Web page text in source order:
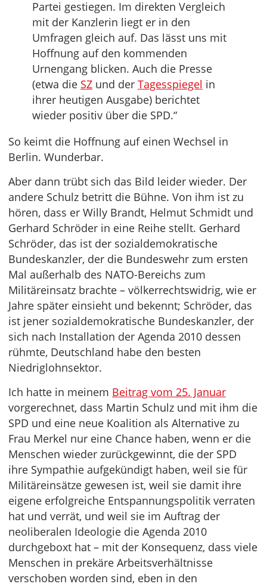
Partei gestiegen. Im direkten Vergleich
mit der Kanzlerin liegt er in den
Umfragen gleich auf. Das lässt uns mit
Hoffnung auf den kommenden
Urnengang blicken. Auch die Presse
(etwa die SZ und der Tagesspiegel in
ihrer heutigen Ausgabe) berichtet
wieder positiv über die SPD.“
So keimt die Hoffnung auf einen Wechsel in
Berlin. Wunderbar.
Aber dann trübt sich das Bild leider wieder. Der
andere Schulz betritt die Bühne. Von ihm ist zu
hören, dass er Willy Brandt, Helmut Schmidt und
Gerhard Schröder in eine Reihe stellt. Gerhard
Schröder, das ist der sozialdemokratische
Bundeskanzler, der die Bundeswehr zum ersten
Mal außerhalb des NATO-Bereichs zum
Militäreinsatz brachte – völkerrechtswidrig, wie er
Jahre später einsieht und bekennt; Schröder, das
ist jener sozialdemokratische Bundeskanzler, der
sich nach Installation der Agenda 2010 dessen
rühmte, Deutschland habe den besten
Niedriglohnsektor.
Ich hatte in meinem Beitrag vom 25. Januar
vorgerechnet, dass Martin Schulz und mit ihm die
SPD und eine neue Koalition als Alternative zu
Frau Merkel nur eine Chance haben, wenn er die
Menschen wieder zurückgewinnt, die der SPD
ihre Sympathie aufgekündigt haben, weil sie für
Militäreinsätze gewesen ist, weil sie damit ihre
eigene erfolgreiche Entspannungspolitik verraten
hat und verrät, und weil sie im Auftrag der
neoliberalen Ideologie die Agenda 2010
durchgeboxt hat – mit der Konsequenz, dass viele
Menschen in prekäre Arbeitsverhältnisse
verschoben worden sind, eben in den